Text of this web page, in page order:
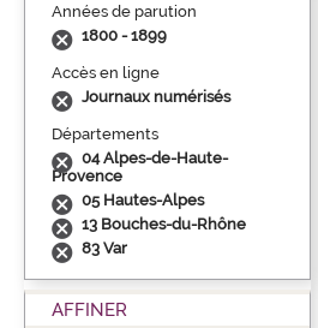
Années de parution
1800 - 1899
Accès en ligne
Journaux numérisés
Départements
04 Alpes-de-Haute-
Provence
05 Hautes-Alpes
13 Bouches-du-Rhône
83 Var
AFFINER